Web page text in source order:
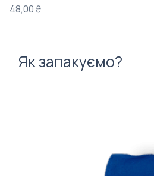
Ціна
48,00 ₴
Як запакуємо?